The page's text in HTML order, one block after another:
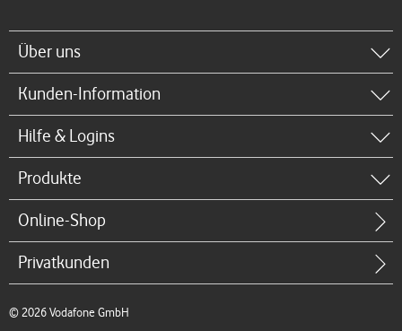
Über uns
Kunden-Information
Hilfe & Logins
Produkte
Online-Shop
Privatkunden
© 2026 Vodafone GmbH